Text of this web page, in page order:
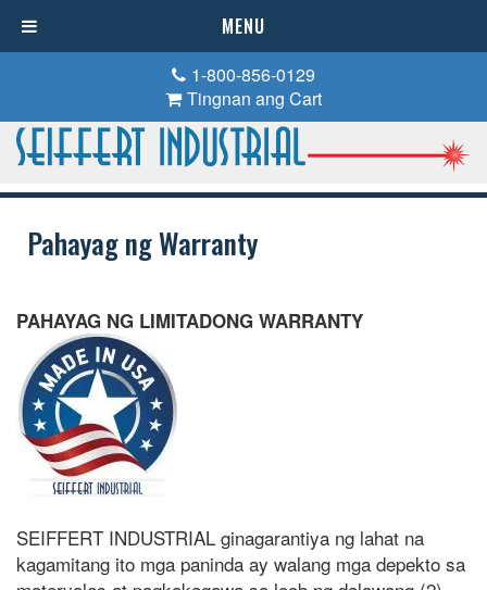
1-800-856-0129
Tingnan ang Cart
Pahayag ng Warranty
PAHAYAG NG LIMITADONG WARRANTY
SEIFFERT INDUSTRIAL ginagarantiya ng lahat na
kagamitang ito mga paninda ay walang mga depekto sa
MENU